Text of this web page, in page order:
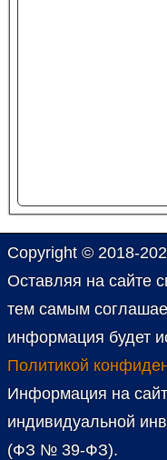
Copyright © 2018-
Оставляя на сайте
тем самым
информация будет
Политикой
Информация на
индивидуальной
(ФЗ № 39-ФЗ).